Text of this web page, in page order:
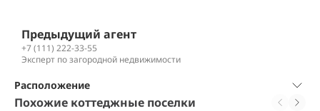
Предыдущий агент
+7 (111) 222-33-55
Эксперт по загородной недвижимости
Расположение
Похожие коттеджные поселки